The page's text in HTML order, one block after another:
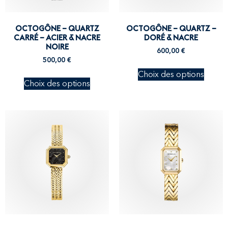
OCTOGÔNE – QUARTZ
CARRÉ – ACIER & NACRE
NOIRE
500,00 €
Choix des options
OCTOGÔNE – QUARTZ –
DORÉ & NACRE
600,00 €
Choix des options